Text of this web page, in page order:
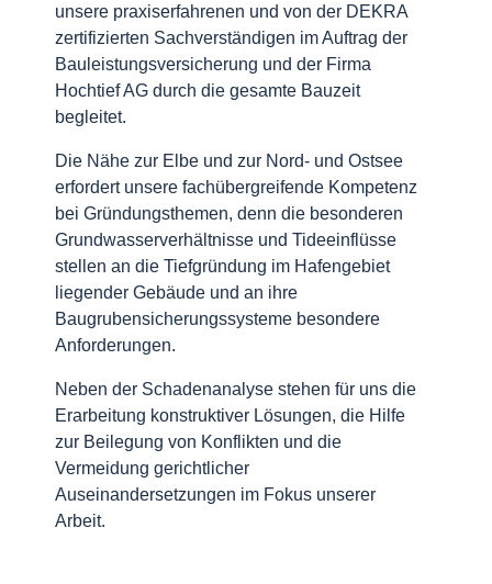
unsere praxiserfahrenen und von der DEKRA
zertifizierten Sachverständigen im Auftrag der
Bauleistungsversicherung und der Firma
Hochtief AG durch die gesamte Bauzeit
begleitet.
Die Nähe zur Elbe und zur Nord- und Ostsee
erfordert unsere fachübergreifende Kompetenz
bei Gründungsthemen, denn die besonderen
Grundwasserverhältnisse und Tideeinflüsse
stellen an die Tiefgründung im Hafengebiet
liegender Gebäude und an ihre
Baugrubensicherungssysteme besondere
Anforderungen.
Neben der Schadenanalyse stehen für uns die
Erarbeitung konstruktiver Lösungen, die Hilfe
zur Beilegung von Konflikten und die
Vermeidung gerichtlicher
Auseinandersetzungen im Fokus unserer
Arbeit.